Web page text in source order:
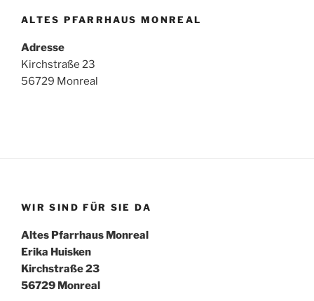
ALTES PFARRHAUS MONREAL
Adresse
Kirchstraße 23
56729 Monreal
WIR SIND FÜR SIE DA
Altes Pfarrhaus Monreal
Erika Huisken
Kirchstraße 23
56729 Monreal